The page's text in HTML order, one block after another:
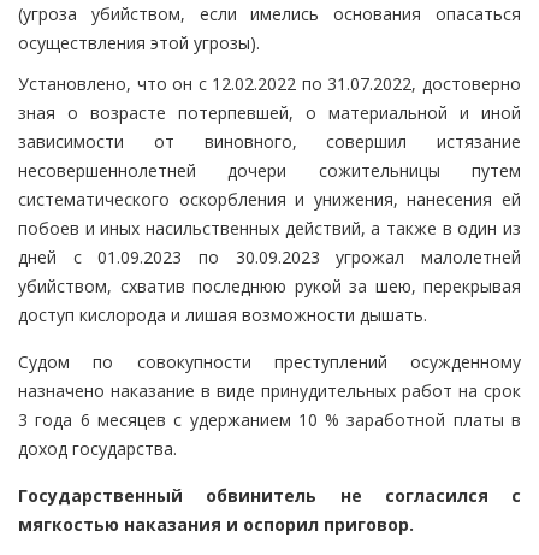
(угроза убийством, если имелись основания опасаться
осуществления этой угрозы).
Установлено, что он с 12.02.2022 по 31.07.2022, достоверно
зная о возрасте потерпевшей, о материальной и иной
зависимости от виновного, совершил истязание
несовершеннолетней дочери сожительницы путем
систематического оскорбления и унижения, нанесения ей
побоев и иных насильственных действий, а также в один из
дней с 01.09.2023 по 30.09.2023 угрожал малолетней
убийством, схватив последнюю рукой за шею, перекрывая
доступ кислорода и лишая возможности дышать.
Судом по совокупности преступлений осужденному
назначено наказание в виде принудительных работ на срок
3 года 6 месяцев с удержанием 10 % заработной платы в
доход государства.
Государственный обвинитель не согласился с
мягкостью наказания и оспорил приговор.